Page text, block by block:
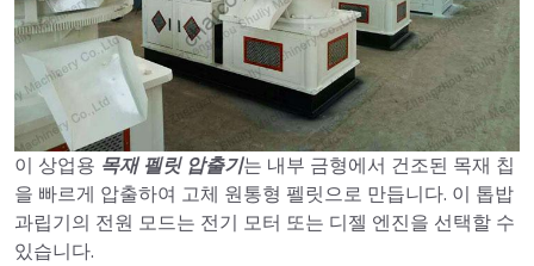
이 상업용 목재 펠릿 압출기는 내부 금형에서 건조된 목재 칩
을 빠르게 압출하여 고체 원통형 펠릿으로 만듭니다. 이 톱밥
과립기의 전원 모드는 전기 모터 또는 디젤 엔진을 선택할 수
있습니다.